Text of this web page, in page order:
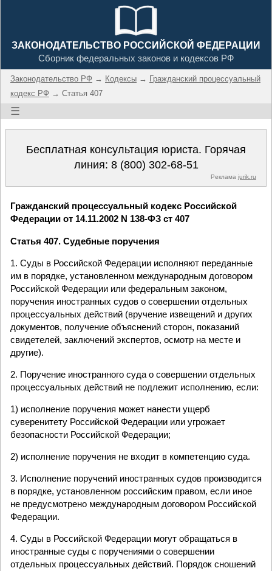
ЗАКОНОДАТЕЛЬСТВО РОССИЙСКОЙ ФЕДЕРАЦИИ
Сборник федеральных законов и кодексов РФ
Законодательство РФ → Кодексы → Гражданский процессуальный
кодекс РФ → Статья 407
☰
Бесплатная консультация юриста. Горячая
линия: 8 (800) 302-68-51
Реклама jurik.ru
Гражданский процессуальный кодекс Российской
Федерации от 14.11.2002 N 138-ФЗ ст 407
Статья 407. Судебные поручения
1. Суды в Российской Федерации исполняют переданные
им в порядке, установленном международным договором
Российской Федерации или федеральным законом,
поручения иностранных судов о совершении отдельных
процессуальных действий (вручение извещений и других
документов, получение объяснений сторон, показаний
свидетелей, заключений экспертов, осмотр на месте и
другие).
2. Поручение иностранного суда о совершении отдельных
процессуальных действий не подлежит исполнению, если:
1) исполнение поручения может нанести ущерб
суверенитету Российской Федерации или угрожает
безопасности Российской Федерации;
2) исполнение поручения не входит в компетенцию суда.
3. Исполнение поручений иностранных судов производится
в порядке, установленном российским правом, если иное
не предусмотрено международным договором Российской
Федерации.
4. Суды в Российской Федерации могут обращаться в
иностранные суды с поручениями о совершении
отдельных процессуальных действий. Порядок сношений